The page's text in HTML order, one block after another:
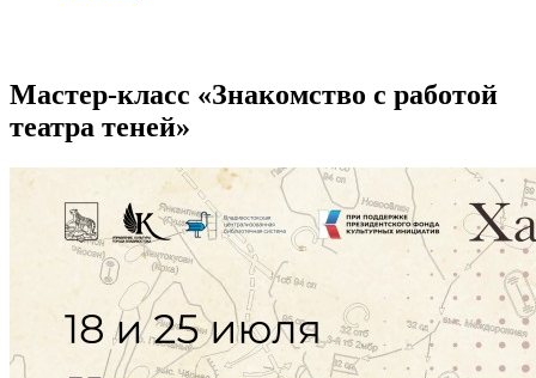
Мастер-класс «Знакомство с работой
театра теней»